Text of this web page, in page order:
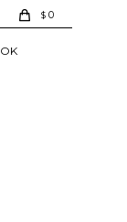
$ 0